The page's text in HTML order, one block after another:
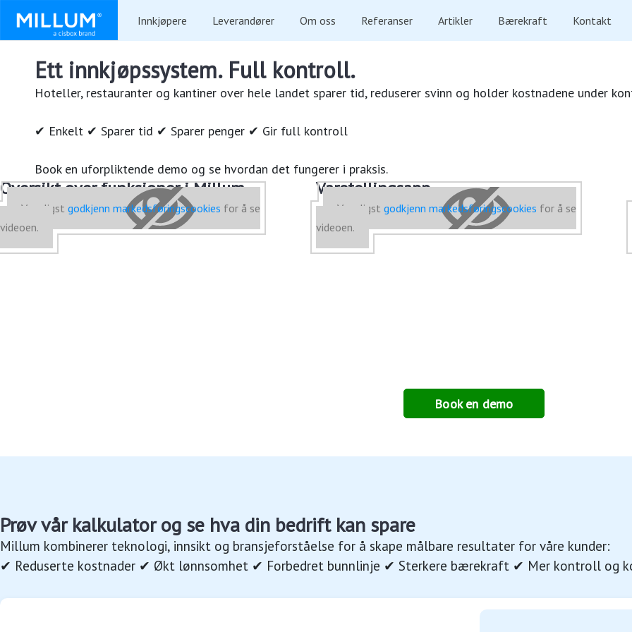
Innkjøpere Leverandører Om oss Referanser Artikler Bærekraft Kontakt
Ett innkjøpssystem. Full kontroll.
Hoteller, restauranter og kantiner over hele landet sparer tid, reduserer svinn og holder kostnadene under
✔ Enkelt ✔ Sparer tid ✔ Sparer penger ✔ Gir full kontroll
Book en uforpliktende demo og se hvordan det fungerer i praksis.
Oversikt over funksjoner i Millum
Vennligst godkjenn markedsføringscookies for å se
videoen.
Varetellingsapp
Vennligst godkjenn markedsføringscookies for å se
videoen.
Book en demo
Prøv vår kalkulator og se hva din bedrift kan spare
Millum kombinerer teknologi, innsikt og bransjeforståelse for å skape målbare resultater for våre kunder:
✔ Reduserte kostnader ✔ Økt lønnsomhet ✔ Forbedret bunnlinje ✔ Sterkere bærekraft ✔ Mer kontroll og